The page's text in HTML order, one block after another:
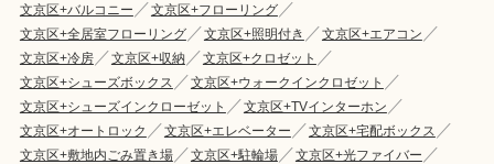
文京区+バルコニー
文京区+フローリング
文京区+全居室フローリング
文京区+照明付き
文京区+エアコン
文京区+冷房
文京区+収納
文京区+クロゼット
文京区+シューズボックス
文京区+ウォークインクロゼット
文京区+シューズインクローゼット
文京区+TVインターホン
文京区+オートロック
文京区+エレベーター
文京区+宅配ボックス
文京区+敷地内ごみ置き場
文京区+駐輪場
文京区+光ファイバー